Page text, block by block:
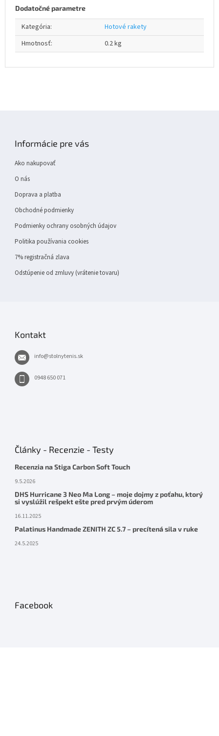
Dodatočné parametre
Kategória:
Hotové rakety
Hmotnosť: 0.2 kg
Informácie pre vás
Ako nakupovať
O nás
Doprava a platba
Obchodné podmienky
Podmienky ochrany osobných údajov
Politika používania cookies
7% registračná zlava
Odstúpenie od zmluvy (vrátenie tovaru)
Kontakt
info@stolnytenis.sk
0948 650 071
Články - Recenzie - Testy
Recenzia na Stiga Carbon Soft Touch
9.5.2026
DHS Hurricane 3 Neo Ma Long – moje dojmy z poťahu, ktorý
si vyslúžil rešpekt ešte pred prvým úderom
16.11.2025
Palatinus Handmade ZENITH ZC 5.7 – precítená sila v ruke
24.5.2025
Facebook